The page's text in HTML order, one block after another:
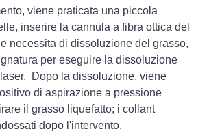
viene praticata una piccola
inserire la cannula a fibra ottica del
necessita di dissoluzione del grasso,
per eseguire la dissoluzione
Dopo la dissoluzione, viene
di aspirazione a pressione
il grasso liquefatto; i collant
dopo l'intervento.